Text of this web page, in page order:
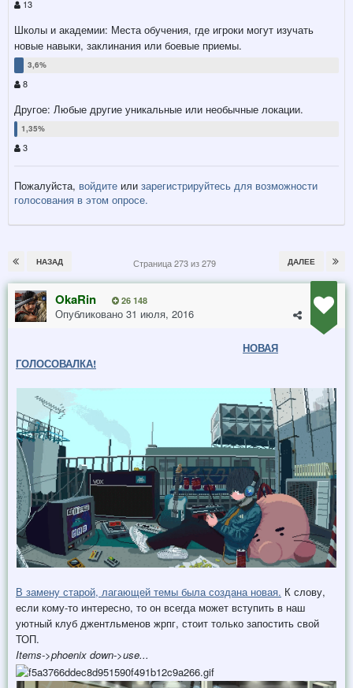
13
Школы и академии: Места обучения, где игроки могут изучать
новые навыки, заклинания или боевые приемы.
8
Другое: Любые другие уникальные или необычные локации.
3
Пожалуйста, войдите или зарегистрируйтесь для возможности
голосования в этом опросе.
НАЗАД ДАЛЕЕ
Страница 273 из 279
OkaRin 26 148
Опубликовано 31 июля, 2016
НОВАЯ
ГОЛОСОВАЛКА!
В замену старой, лагающей темы была создана новая. К слову,
если кому-то интересно, то он всегда может вступить в наш
уютный клуб джентльменов жрпг, стоит только запостить свой
ТОП.
Items->phoenix down->use...